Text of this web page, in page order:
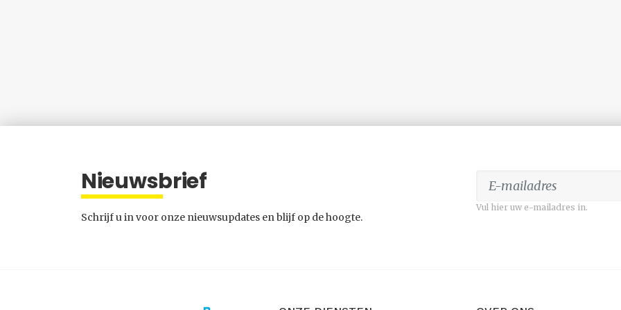
Nieuwsbrief
Schrijf u in voor onze nieuwsupdates en blijf op de hoogte.
Vul hier uw e-mailadres in.